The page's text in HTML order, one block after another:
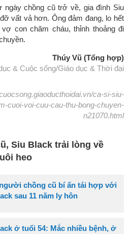
chồng cũ trở về, gia đình Siu
vất vả hơn. Ông đảm đang, lo hết
con chăm cháu, thỉnh thoảng đi
Thúy Vũ (Tổng hợp)
& Cuộc sống/Giáo dục & Thời đại
ca-si-siu-
cuoi-voi-cuu-cau-thu-bong-chuyen-
n21070.html
Siu Black trải lòng về
heo
chồng cũ bí ẩn tái hợp với
sau 11 năm ly hôn
ở tuổi 54: Mắc nhiều bệnh, ở